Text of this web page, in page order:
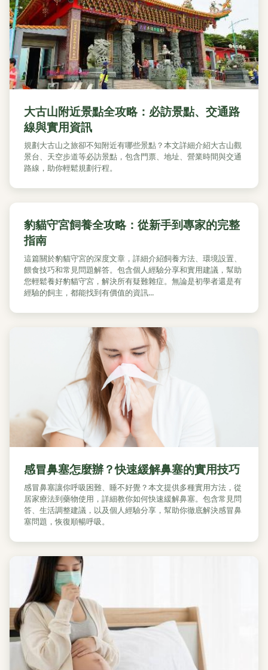
大古山附近景點全攻略：必訪景點、交通路
線與實用資訊
規劃大古山之旅卻不知附近有哪些景點？本文詳細介紹大古山觀
景台、天空步道等必訪景點，包含門票、地址、營業時間與交通
路線，助你輕鬆規劃行程。
豹貓守宮飼養全攻略：從新手到專家的完整
指南
這篇關於豹貓守宮的深度文章，詳細介紹飼養方法、環境設置、
餵食技巧和常見問題解答。包含個人經驗分享和實用建議，幫助
您輕鬆養好豹貓守宮，解決所有疑難雜症。無論是初學者還是有
經驗的飼主，都能找到有價值的資訊...
感冒鼻塞怎麼辦？快速緩解鼻塞的實用技巧
感冒鼻塞讓你呼吸困難、睡不好覺？本文提供多種實用方法，從
居家療法到藥物使用，詳細教你如何快速緩解鼻塞。包含常見問
答、生活調整建議，以及個人經驗分享，幫助你徹底解決感冒鼻
塞問題，恢復順暢呼吸。